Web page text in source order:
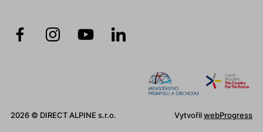
2026 © DIRECT ALPINE s.r.o. VytvořilwebProgress